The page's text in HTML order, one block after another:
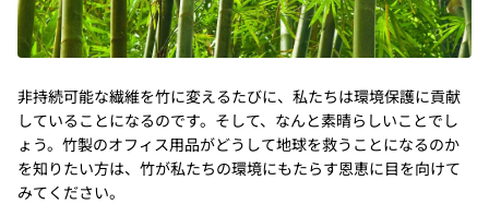
非持続可能な繊維を竹に変えるたびに、私たちは環境保護に貢献
していることになるのです。そして、なんと素晴らしいことでし
ょう。竹製のオフィス用品がどうして地球を救うことになるのか
を知りたい方は、竹が私たちの環境にもたらす恩恵に目を向けて
みてください。